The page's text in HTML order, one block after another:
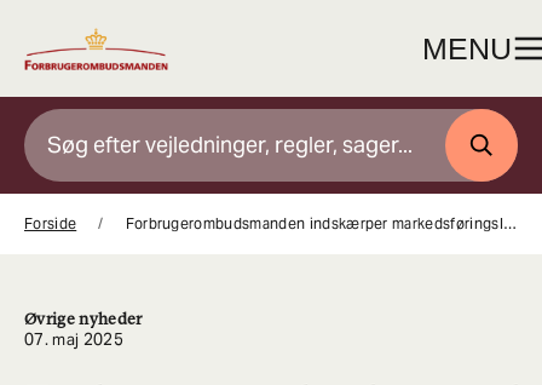
indhold
MENU
SØG
Forside Forbrugerombudsmanden indskærper markedsføringslovens vildledningsforbud over for Velkommen
Øvrige nyheder
07. maj 2025